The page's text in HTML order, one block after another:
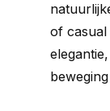
of casual